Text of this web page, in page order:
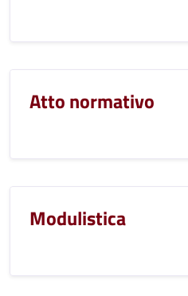
Atto normativo
Modulistica